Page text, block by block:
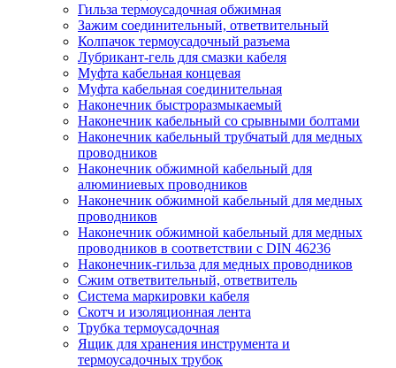
Гильза термоусадочная обжимная
Зажим соединительный, ответвительный
Колпачок термоусадочный разъема
Лубрикант-гель для смазки кабеля
Муфта кабельная концевая
Муфта кабельная соединительная
Наконечник быстроразмыкаемый
Наконечник кабельный со срывными болтами
Наконечник кабельный трубчатый для медных
проводников
Наконечник обжимной кабельный для
алюминиевых проводников
Наконечник обжимной кабельный для медных
проводников
Наконечник обжимной кабельный для медных
проводников в соответствии с DIN 46236
Наконечник-гильза для медных проводников
Сжим ответвительный, ответвитель
Система маркировки кабеля
Скотч и изоляционная лента
Трубка термоусадочная
Ящик для хранения инструмента и
термоусадочных трубок